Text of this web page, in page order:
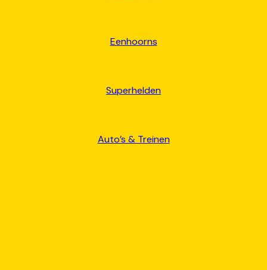
Eenhoorns
Superhelden
Auto’s & Treinen